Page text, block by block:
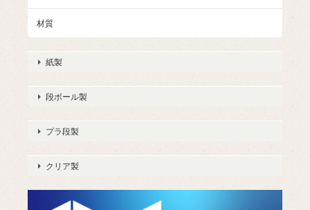
材質
紙製
段ボール製
プラ段製
クリア製